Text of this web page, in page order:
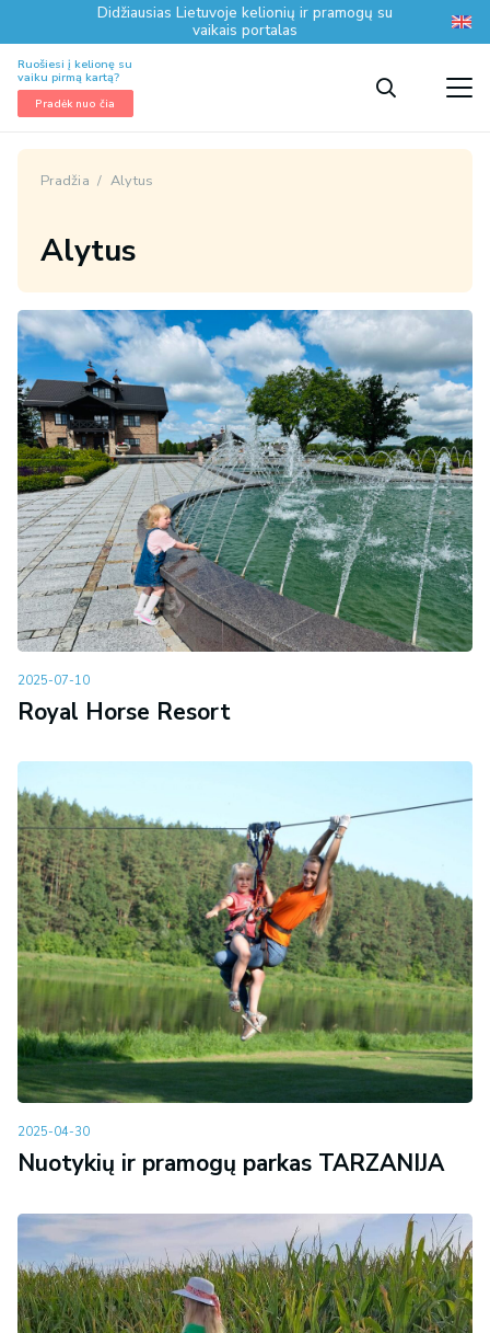
Didžiausias Lietuvoje kelionių ir pramogų su
vaikais portalas
Ruošiesi į kelionę su
vaiku pirmą kartą?
Pradėk nuo čia
Pradžia / Alytus
Alytus
2025-07-10
Royal Horse Resort
2025-04-30
Nuotykių ir pramogų parkas TARZANIJA